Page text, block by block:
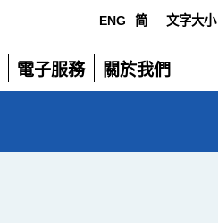
ENG 简 文字大小
電子服務
展
關於我們
展